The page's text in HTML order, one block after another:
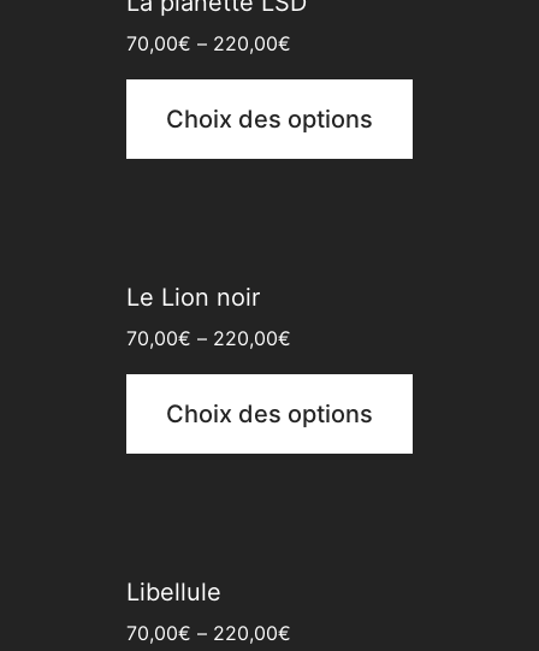
70,00€ – 220,00€
Choix des options
Le Lion noir
70,00€ – 220,00€
Choix des options
Libellule
70,00€ – 220,00€